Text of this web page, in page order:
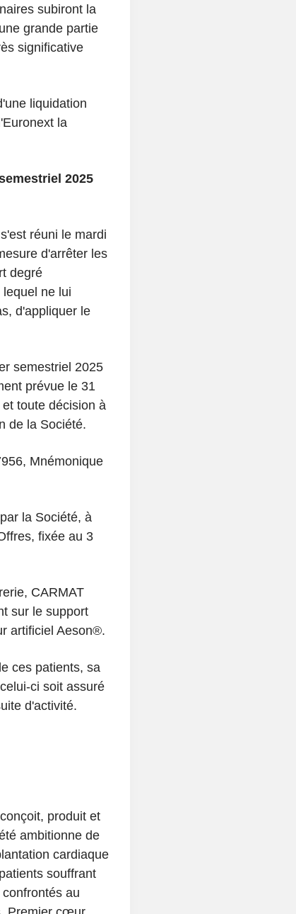
subiront la
grande partie
significative
liquidation
la
2025
réuni le mardi
d'arrêter les
degré
ne lui
d'appliquer le
semestriel 2025
prévue le 31
toute décision à
de la Société.
Mnémonique
la Société, à
fixée au 3
CARMAT
sur le support
artificiel Aeson®.
ces patients, sa
ci soit assuré
d'activité.
produit et
ambitionne de
cardiaque
souffrant
au